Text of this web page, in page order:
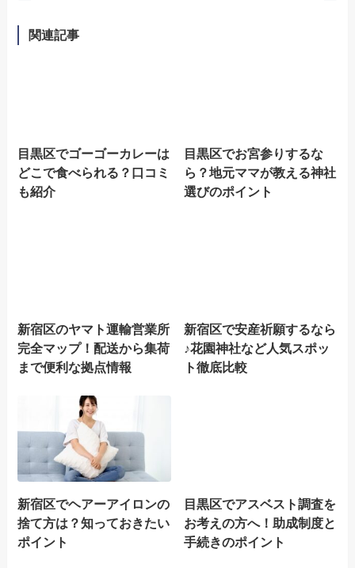
関連記事
目黒区でゴーゴーカレーは
どこで食べられる？口コミ
も紹介
目黒区でお宮参りするな
ら？地元ママが教える神社
選びのポイント
新宿区のヤマト運輸営業所
完全マップ！配送から集荷
まで便利な拠点情報
新宿区で安産祈願するなら
♪花園神社など人気スポッ
ト徹底比較
新宿区でヘアーアイロンの
捨て方は？知っておきたい
ポイント
目黒区でアスベスト調査を
お考えの方へ！助成制度と
手続きのポイント